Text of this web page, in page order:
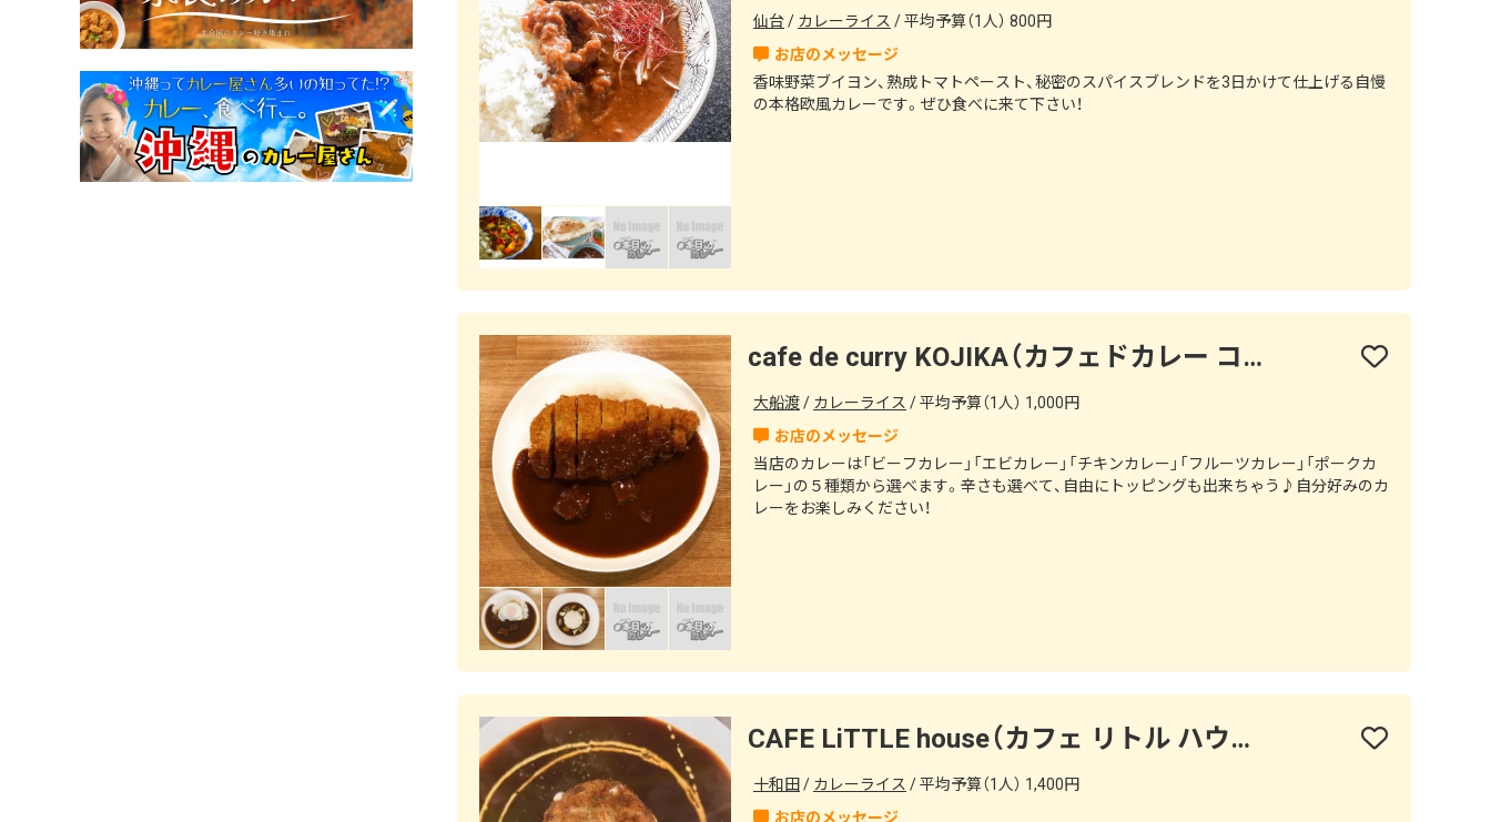
仙台 カレーライス 平均予算（1人） 800円
香味野菜ブイヨン、熟成トマトペースト、秘密のスパイスブレンドを3日かけて仕上げる自慢
の本格欧風カレーです。ぜひ食べに来て下さい！
cafe de curry KOJIKA（カフェドカレー コジカ）
大船渡 カレーライス 平均予算（1人） 1,000円
当店のカレーは「ビーフカレー」「エビカレー」「チキンカレー」「フルーツカレー」「ポークカ
レー」の５種類から選べます。辛さも選べて、自由にトッピングも出来ちゃう♪自分好みのカ
レーをお楽しみください！
CAFE LiTTLE house（カフェ リトル ハウス）
十和田 カレーライス 平均予算（1人） 1,400円